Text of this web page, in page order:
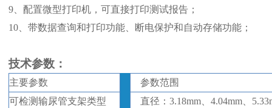
9、 配置微型打印机，可直接打印测试报告；
10、 带数据查询和打印功能、断电保护和自动存储功能；
技术参数：
主要参数
参数范围
可检测输尿管支架类型
直径： 3.18mm、4.04mm、